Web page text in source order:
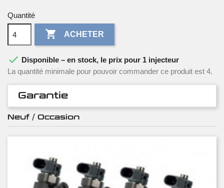
Quantité
 ACHETER
 Disponible – en stock, le prix pour 1 injecteur
La quantité minimale pour pouvoir commander ce produit est 4.
Garantie
Neuf / Occasion